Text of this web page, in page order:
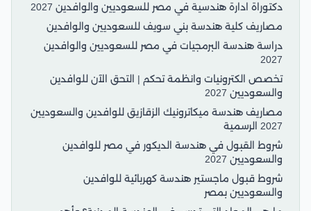
دكتوراة ادارة هندسية في مصر للسعوديين والوافدين 2027
مصاريف كلية هندسة بني سويف للسعوديين والوافدين
دراسة هندسة البرمجيات في مصر للسعوديين والوافدين
2027
تخصص الكترونيات وانظمة تحكم | التحق الآن للوافدين
والسعوديين 2027
مصاريف هندسة ميكاترونيك الزقازيق للوافدين والسعوديين
2027 الرسمية
شروط القبول في هندسة الديكور في مصر للوافدين
والسعوديين 2027
شروط قبول ماجستير هندسة كهربائية للوافدين
والسعوديين بمصر